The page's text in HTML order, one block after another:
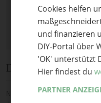
Diskussion
Noch keine Kommentare —
Cookies helfen
und finanzieren
DIY-Portal über
'OK' unterstützt
Hier findest du
PARTNER